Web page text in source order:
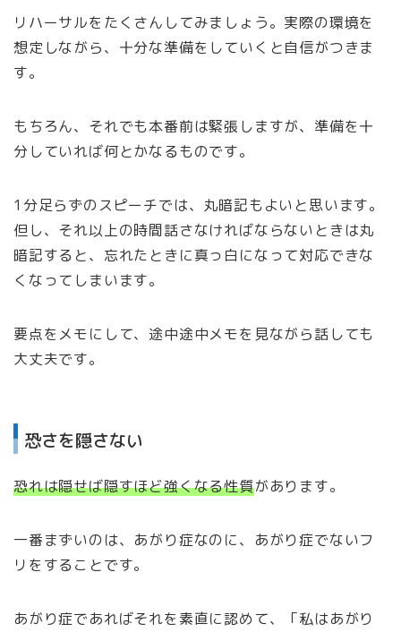
リハーサルをたくさんしてみましょう。実際の環境を
想定しながら、十分な準備をしていくと自信がつきま
す。
もちろん、それでも本番前は緊張しますが、準備を十
分していれば何とかなるものです。
1分足らずのスピーチでは、丸暗記もよいと思います。
但し、それ以上の時間話さなければならないときは丸
暗記すると、忘れたときに真っ白になって対応できな
くなってしまいます。
要点をメモにして、途中途中メモを見ながら話しても
大丈夫です。
恐さを隠さない
恐れは隠せば隠すほど強くなる性質があります。
一番まずいのは、あがり症なのに、あがり症でないフ
リをすることです。
あがり症であればそれを素直に認めて、「私はあがり